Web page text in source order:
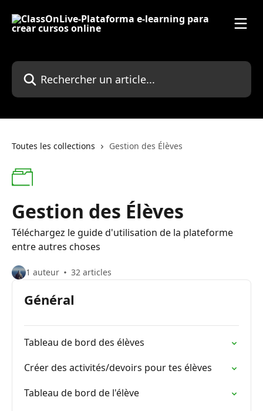
Rechercher un article...
Toutes les collections Gestion des Élèves
Gestion des Élèves
Téléchargez le guide d'utilisation de la plateforme
entre autres choses
1 auteur 32 articles
Général
Tableau de bord des élèves
Créer des activités/devoirs pour tes élèves
Tableau de bord de l'élève